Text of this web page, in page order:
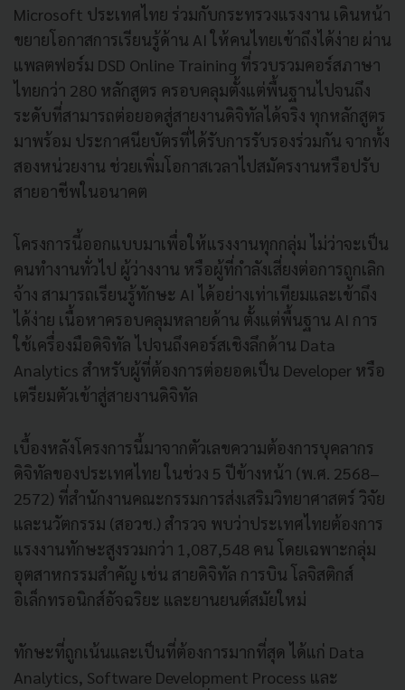
Microsoft ประเทศไทย ร่วมกับกระทรวงแรงงาน เดินหน้า
ขยายโอกาสการเรียนรู้ด้าน AI ให้คนไทยเข้าถึงได้ง่าย ผ่าน
แพลตฟอร์ม DSD Online Training ที่รวบรวมคอร์สภาษา
ไทยกว่า 280 หลักสูตร ครอบคลุมตั้งแต่พื้นฐานไปจนถึง
ระดับที่สามารถต่อยอดสู่สายงานดิจิทัลได้จริง ทุกหลักสูตร
มาพร้อม ประกาศนียบัตรที่ได้รับการรับรองร่วมกัน จากทั้ง
สองหน่วยงาน ช่วยเพิ่มโอกาสเวลาไปสมัครงานหรือปรับ
สายอาชีพในอนาคต
โครงการนี้ออกแบบมาเพื่อให้แรงงานทุกกลุ่ม ไม่ว่าจะเป็น
คนทำงานทั่วไป ผู้ว่างงาน หรือผู้ที่กำลังเสี่ยงต่อการถูกเลิก
จ้าง สามารถเรียนรู้ทักษะ AI ได้อย่างเท่าเทียมและเข้าถึง
ได้ง่าย เนื้อหาครอบคลุมหลายด้าน ตั้งแต่พื้นฐาน AI การ
ใช้เครื่องมือดิจิทัล ไปจนถึงคอร์สเชิงลึกด้าน Data
Analytics สำหรับผู้ที่ต้องการต่อยอดเป็น Developer หรือ
เตรียมตัวเข้าสู่สายงานดิจิทัล
เบื้องหลังโครงการนี้มาจากตัวเลขความต้องการบุคลากร
ดิจิทัลของประเทศไทย ในช่วง 5 ปีข้างหน้า (พ.ศ. 2568–
2572) ที่สำนักงานคณะกรรมการส่งเสริมวิทยาศาสตร์ วิจัย
และนวัตกรรม (สอวช.) สำรวจ พบว่าประเทศไทยต้องการ
แรงงานทักษะสูงรวมกว่า 1,087,548 คน โดยเฉพาะกลุ่ม
อุตสาหกรรมสำคัญ เช่น สายดิจิทัล การบิน โลจิสติกส์
อิเล็กทรอนิกส์อัจฉริยะ และยานยนต์สมัยใหม่
ทักษะที่ถูกเน้นและเป็นที่ต้องการมากที่สุด ได้แก่ Data
Analytics, Software Development Process และ